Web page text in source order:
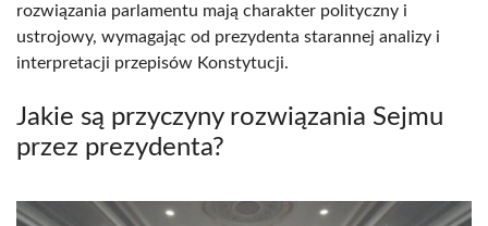
rozwiązania parlamentu mają charakter polityczny i
ustrojowy, wymagając od prezydenta starannej analizy i
interpretacji przepisów Konstytucji.
Jakie są przyczyny rozwiązania Sejmu
przez prezydenta?